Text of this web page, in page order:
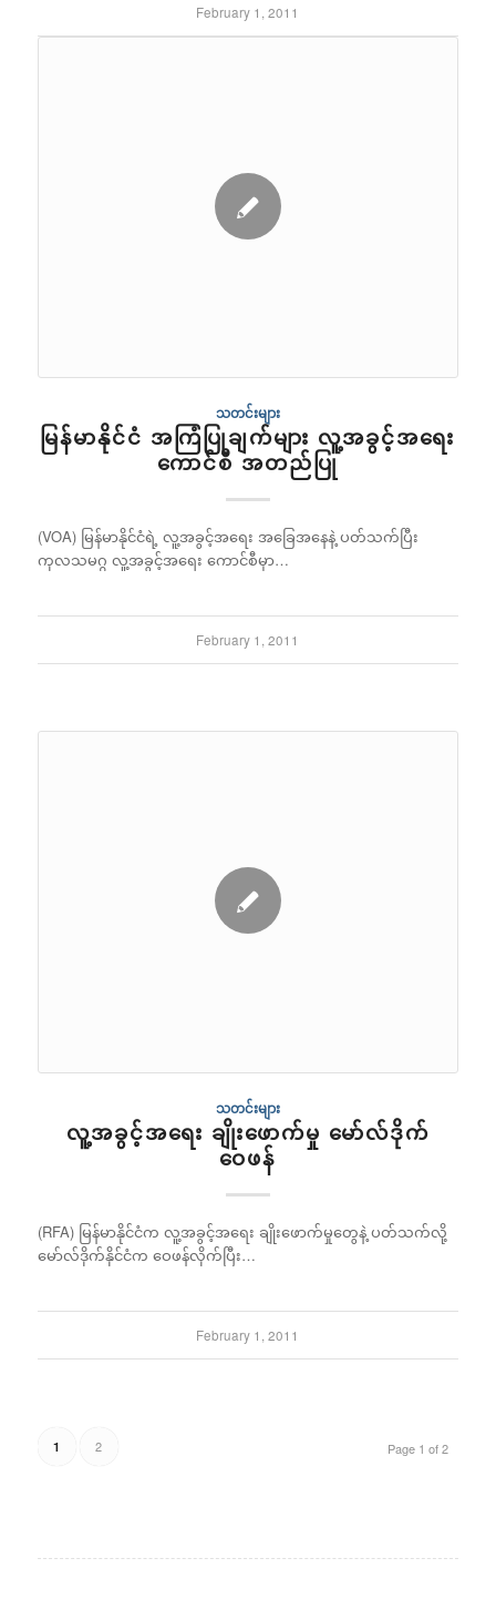
February 1, 2011
သတင်းများ
မြန်မာနိုင်ငံ အကြံပြုချက်များ လူ့အခွင့်အရေး
ကောင်စီ အတည်ပြု
(VOA) မြန်မာနိုင်ငံရဲ့ လူ့အခွင့်အရေး အခြေအနေနဲ့ ပတ်သက်ပြီး
ကုလသမဂ္ဂ လူ့အခွင့်အရေး ကောင်စီမှာ…
February 1, 2011
သတင်းများ
လူ့အခွင့်အရေး ချိုးဖောက်မှု မော်လ်ဒိုက်
ဝေဖန်
(RFA) မြန်မာနိုင်ငံက လူ့အခွင့်အရေး ချိုးဖောက်မှုတွေနဲ့ ပတ်သက်လို့
မော်လ်ဒိုက်နိုင်ငံက ဝေဖန်လိုက်ပြီး…
February 1, 2011
Page 1 of 2
1 2